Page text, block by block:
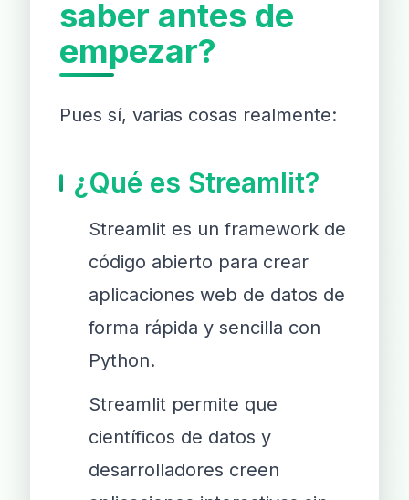
saber antes de
empezar?
Pues sí, varias cosas realmente:
¿Qué es Streamlit?
Streamlit es un framework de
código abierto para crear
aplicaciones web de datos de
forma rápida y sencilla con
Python.
Streamlit permite que
científicos de datos y
desarrolladores creen